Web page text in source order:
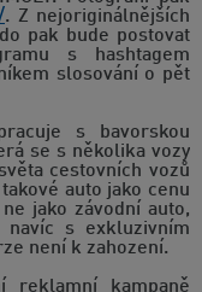
. Z nejoriginálnějších
pak bude postovat
s hashtagem
slosování o pět
s bavorskou
se s několika vozy
cestovních vozů
auto jako cenu
jako závodní auto,
s exkluzivním
není k zahození.
reklamní kampaně